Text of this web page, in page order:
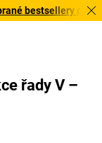
bestsellery
řady V –